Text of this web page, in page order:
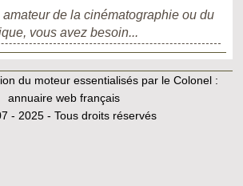
de la cinématographie ou du
vous avez besoin...
du moteur essentialisés par le Colonel :
annuaire web français
- 2025 - Tous droits réservés